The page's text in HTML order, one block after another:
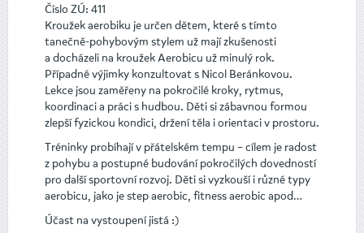
Číslo ZÚ: 411
Kroužek aerobiku je určen dětem, které s tímto
tanečně-pohybovým stylem už mají zkušenosti
a docházeli na kroužek Aerobicu už minulý rok.
Případné výjimky konzultovat s Nicol Beránkovou.
Lekce jsou zaměřeny na pokročilé kroky, rytmus,
koordinaci a práci s hudbou. Děti si zábavnou formou
zlepší fyzickou kondici, držení těla i orientaci v prostoru.
Tréninky probíhají v přátelském tempu – cílem je radost
z pohybu a postupné budování pokročilých dovedností
pro další sportovní rozvoj. Děti si vyzkouší i různé typy
aerobicu, jako je step aerobic, fitness aerobic apod…
Účast na vystoupení jistá :)